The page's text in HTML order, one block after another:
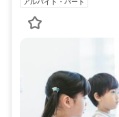
アルバイト・パート